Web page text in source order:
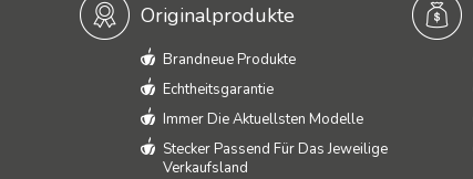
Originalprodukte
Brandneue Produkte
Echtheitsgarantie
Immer Die Aktuellsten Modelle
Stecker Passend Für Das Jeweilige
Verkaufsland